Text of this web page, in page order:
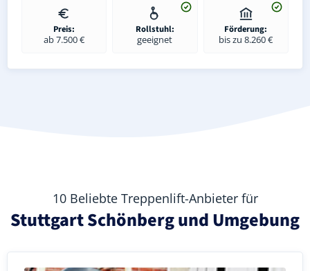
Preis:
ab 7.500 €
Rollstuhl:
geeignet
Förderung:
bis zu 8.260 €
10 Beliebte Treppenlift-Anbieter für
Stuttgart Schönberg und Umgebung